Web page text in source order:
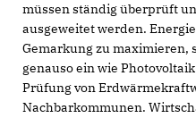
müssen ständig überprüft
ausgeweitet werden.
Gemarkung zu
genauso ein wie
Prüfung von
Nachbarkommunen.